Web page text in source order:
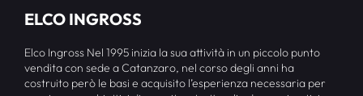
ELCO INGROSS
Elco Ingross Nel 1995 inizia la sua attività in un piccolo punto
vendita con sede a Catanzaro, nel corso degli anni ha
costruito però le basi e acquisito l’esperienza necessaria per